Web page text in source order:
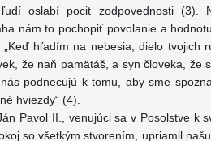
oslabí pocit zodpovednosti (3).
nám to pochopiť povolanie a
hľadím na nebesia, dielo tvojich
že naň pamätáš, a syn človeka, že
podnecujú k tomu, aby sme
hviezdy“ (4).
Pavol II., venujúci sa v Posolstve k
so všetkým stvorením, upriamil